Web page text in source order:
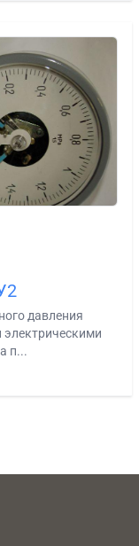
давления
п...